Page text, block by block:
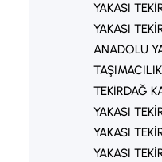
YAKASI
YAKASI
ANADOLU
TAŞIMACILIK
TEKIRDAĞ
YAKASI
YAKASI
YAKASI